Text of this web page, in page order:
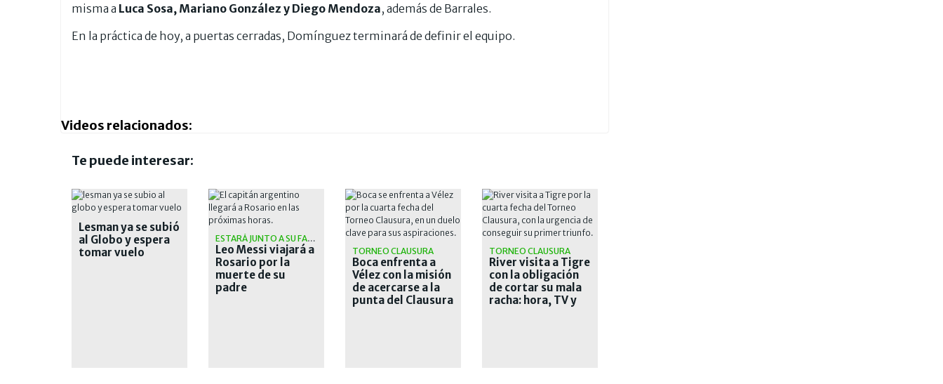
misma a Luca Sosa, Mariano González y Diego Mendoza, además de Barrales.
En la práctica de hoy, a puertas cerradas, Domínguez terminará de definir el equipo.
Videos relacionados:
Te puede interesar:
Lesman ya se subió
al Globo y espera
tomar vuelo
ESTARÁ JUNTO A SU FAMILIA
Leo Messi viajará a
Rosario por la
muerte de su
padre
TORNEO CLAUSURA
Boca enfrenta a
Vélez con la misión
de acercarse a la
punta del Clausura
TORNEO CLAUSURA
River visita a Tigre
con la obligación
de cortar su mala
racha: hora, TV y